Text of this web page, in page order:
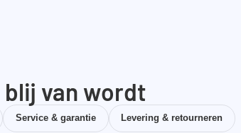
van wordt
Service & garantie Levering & retourneren